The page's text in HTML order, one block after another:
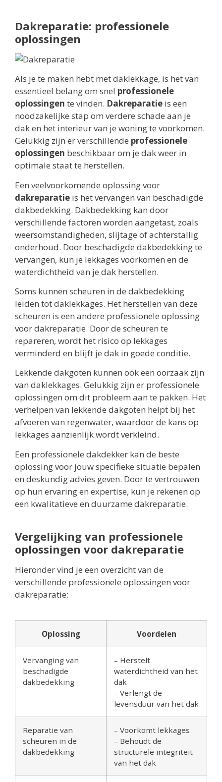
Dakreparatie: professionele
oplossingen
Als je te maken hebt met daklekkage, is het van
essentieel belang om snel professionele
oplossingen te vinden. Dakreparatie is een
noodzakelijke stap om verdere schade aan je
dak en het interieur van je woning te voorkomen.
Gelukkig zijn er verschillende professionele
oplossingen beschikbaar om je dak weer in
optimale staat te herstellen.
Een veelvoorkomende oplossing voor
dakreparatie is het vervangen van beschadigde
dakbedekking. Dakbedekking kan door
verschillende factoren worden aangetast, zoals
weersomstandigheden, slijtage of achterstallig
onderhoud. Door beschadigde dakbedekking te
vervangen, kun je lekkages voorkomen en de
waterdichtheid van je dak herstellen.
Soms kunnen scheuren in de dakbedekking
leiden tot daklekkages. Het herstellen van deze
scheuren is een andere professionele oplossing
voor dakreparatie. Door de scheuren te
repareren, wordt het risico op lekkages
verminderd en blijft je dak in goede conditie.
Lekkende dakgoten kunnen ook een oorzaak zijn
van daklekkages. Gelukkig zijn er professionele
oplossingen om dit probleem aan te pakken. Het
verhelpen van lekkende dakgoten helpt bij het
afvoeren van regenwater, waardoor de kans op
lekkages aanzienlijk wordt verkleind.
Een professionele dakdekker kan de beste
oplossing voor jouw specifieke situatie bepalen
en deskundig advies geven. Door te vertrouwen
op hun ervaring en expertise, kun je rekenen op
een kwalitatieve en duurzame dakreparatie.
Vergelijking van professionele
oplossingen voor dakreparatie
Hieronder vind je een overzicht van de
verschillende professionele oplossingen voor
dakreparatie:
Oplossing Voordelen
Vervanging van
beschadigde
dakbedekking
– Herstelt
waterdichtheid van het
dak
– Verlengt de
levensduur van het dak
Reparatie van
scheuren in de
dakbedekking
– Voorkomt lekkages
– Behoudt de
structurele integriteit
van het dak